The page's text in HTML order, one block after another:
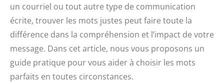
un courriel ou tout autre type de communication
écrite, trouver les mots justes peut faire toute la
différence dans la compréhension et l’impact de votre
message. Dans cet article, nous vous proposons un
guide pratique pour vous aider à choisir les mots
parfaits en toutes circonstances.